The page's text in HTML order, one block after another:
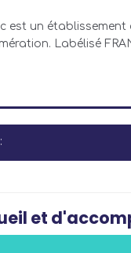
est un
Labélisé
et